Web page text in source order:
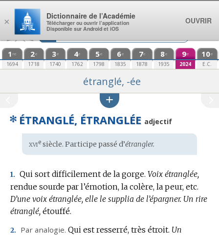
Aller au contenu
1 re
1694
2e
1718
3e
1740
4e
1762
5e
1798
6e
1835
7e
1878
8e
1935
9e
2024
10e
E.C.
étranglé, -ée
✻ ÉTRANGLÉ, ÉTRANGLÉE adjectif
Étymologie
:
xviesiècle. Participe passé d’étrangler.
1. Qui sort difficilement de la gorge. Voix étranglée,
rendue sourde par l’émotion, la colère, la peur, etc.
D’une voix étranglée, elle le supplia de l’épargner. Un rire
étranglé, étouffé.
2. Par analogie. Qui est resserré, très étroit. Un
×
Dictionnaire de l’Académie
Télécharger ou ouvrir l’application
Disponible sur Android et iOS
OUVRIR